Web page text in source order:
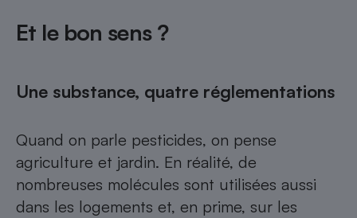
Et le bon sens ?
Une substance, quatre réglementations
Quand on parle pesticides, on pense
agriculture et jardin. En réalité, de
nombreuses molécules sont utilisées aussi
dans les logements et, en prime, sur les
Plaque de cuisson à
Climatiseur -
Ventilateur